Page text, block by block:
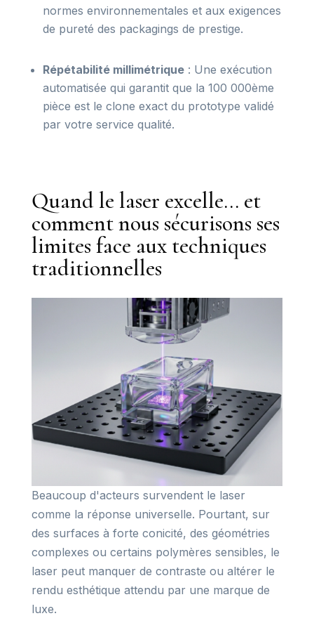
normes environnementales et aux exigences
de pureté des packagings de prestige.
Répétabilité millimétrique: Une exécution
automatisée qui garantit que la 100 000ème
pièce est le clone exact du prototype validé
par votre service qualité.
Quand le laser excelle... et
comment nous sécurisons ses
limites face aux techniques
traditionnelles
Beaucoup d'acteurs survendent le laser
comme la réponse universelle. Pourtant, sur
des surfaces à forte conicité, des géométries
complexes ou certains polymères sensibles, le
laser peut manquer de contraste ou altérer le
rendu esthétique attendu par une marque de
luxe.